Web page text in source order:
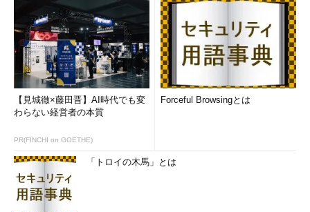
【見城徹×藤田晋】AI時代でも変
わらない経営者の本質
PR(FINCHI on GOETHE)
Forceful Browsingとは
「トロイの木馬」とは